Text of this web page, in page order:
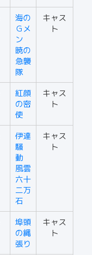
海の
Ｇメ
ン
暁の
急襲
隊
キャス
ト
紅顔
の密
使
キャス
ト
伊達
騒
動
風雲
六十
二万
石
キャス
ト
埠頭
の縄
張り
キャス
ト